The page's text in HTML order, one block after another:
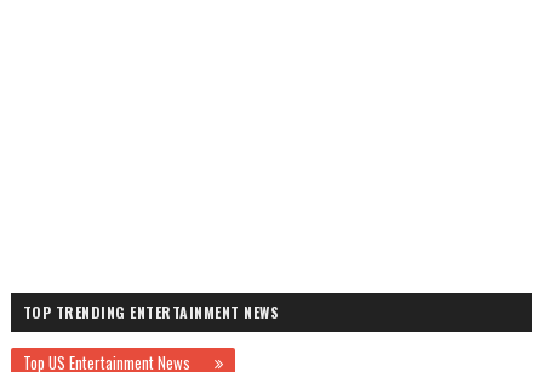
TOP TRENDING ENTERTAINMENT NEWS
Top US Entertainment News